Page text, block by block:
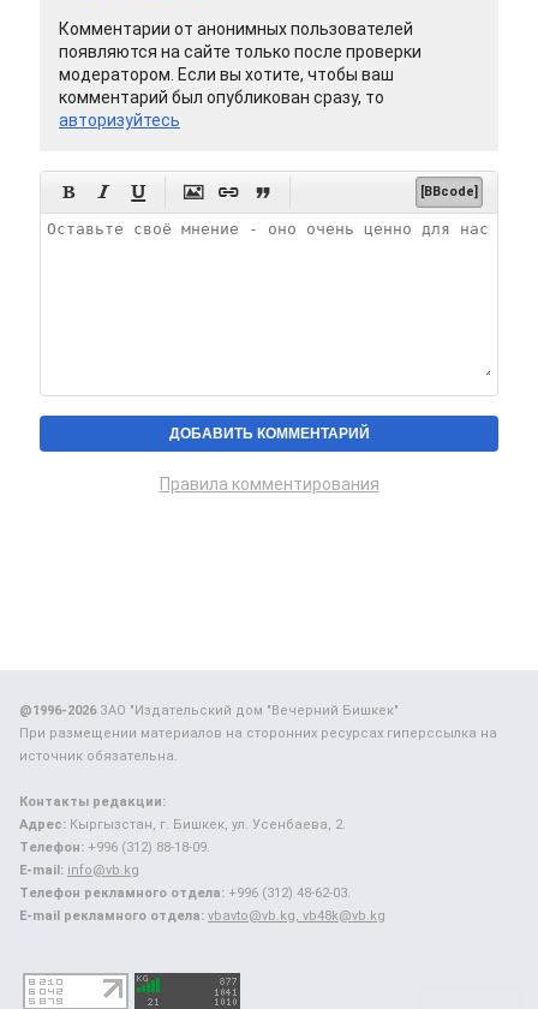
Комментарии от анонимных пользователей
появляются на сайте только после проверки
модератором. Если вы хотите, чтобы ваш
комментарий был опубликован сразу, то
авторизуйтесь
      [BBcode]
Правила комментирования
@1996-2026ЗАО "Издательский дом "Вечерний Бишкек"
При размещении материалов на сторонних ресурсах гиперссылка на
источник обязательна.
Контакты редакции:
Адрес: Кыргызстан, г. Бишкек, ул. Усенбаева, 2.
Телефон: +996 (312) 88-18-09.
E-mail: info@vb.kg
Телефон рекламного отдела: +996 (312) 48-62-03.
E-mail рекламного отдела: vbavto@vb.kg, vb48k@vb.kg